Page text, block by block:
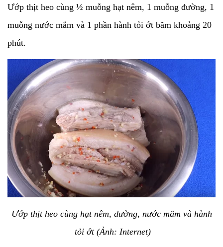
Ướp thịt heo cùng ½ muỗng hạt nêm, 1 muỗng đường, 1
muỗng nước mắm và 1 phần hành tỏi ớt băm khoảng 20
phút.
Ướp thịt heo cùng hạt nêm, đường, nước mắm và hành
tỏi ớt (Ảnh: Internet)